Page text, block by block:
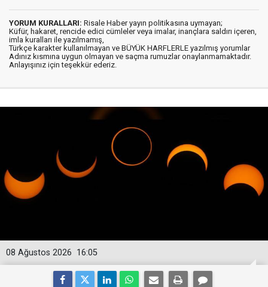
YORUM KURALLARI: Risale Haber yayın politikasına uymayan;
Küfür, hakaret, rencide edici cümleler veya imalar, inançlara saldırı içeren,
imla kuralları ile yazılmamış,
Türkçe karakter kullanılmayan ve BÜYÜK HARFLERLE yazılmış yorumlar
Adınız kısmına uygun olmayan ve saçma rumuzlar onaylanmamaktadır.
Anlayışınız için teşekkür ederiz.
16:05
08 Ağustos 2026